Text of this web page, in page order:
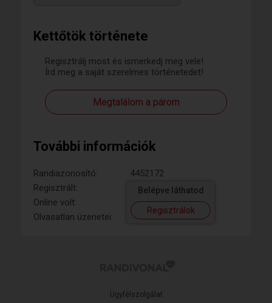
Kettőtök története
Regisztrálj most és ismerkedj meg vele!
Írd meg a saját szerelmes történetedet!
Megtalálom a párom
További információk
Randiazonosító:
4452172
Regisztrált:
Online volt:
Olvasatlan üzenetei:
Belépve láthatod
Regisztrálok
Ügyfélszolgálat